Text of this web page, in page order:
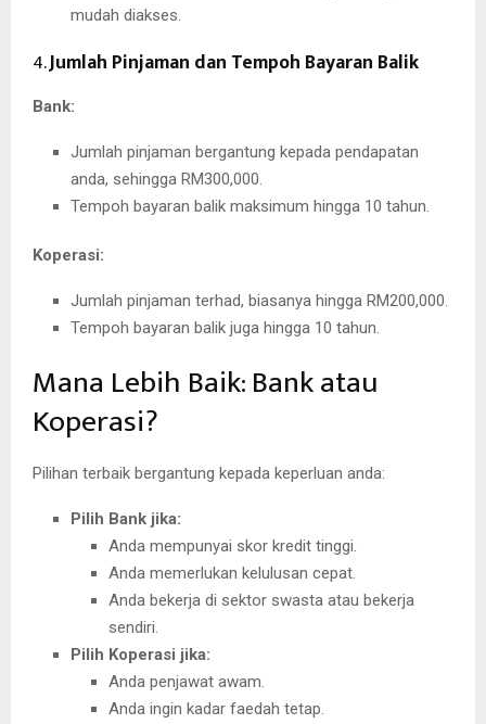
mudah diakses.
4.Jumlah Pinjaman dan Tempoh Bayaran Balik
Bank:
Jumlah pinjaman bergantung kepada pendapatan
anda, sehingga RM300,000.
Tempoh bayaran balik maksimum hingga 10 tahun.
Koperasi:
Jumlah pinjaman terhad, biasanya hingga RM200,000.
Tempoh bayaran balik juga hingga 10 tahun.
Mana Lebih Baik: Bank atau
Koperasi?
Pilihan terbaik bergantung kepada keperluan anda:
Pilih Bank jika:
Anda mempunyai skor kredit tinggi.
Anda memerlukan kelulusan cepat.
Anda bekerja di sektor swasta atau bekerja
sendiri.
Pilih Koperasi jika:
Anda penjawat awam.
Anda ingin kadar faedah tetap.